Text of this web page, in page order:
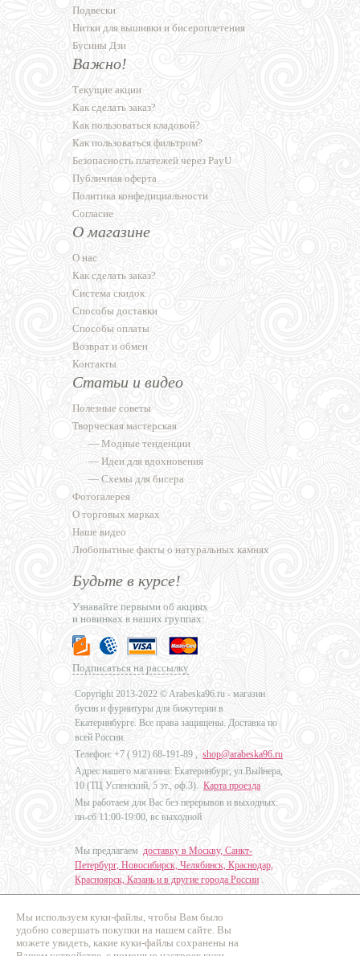
Мы используем куки-файлы, чтобы Вам было
удобно совершать покупки на нашем сайте. Вы
можете увидеть, какие куки-файлы сохранены на
Подвески
Нитки для вышивки и бисероплетения
Бусины Дзи
Важно!
Текущие акции
Как сделать заказ?
Как пользоваться кладовой?
Как пользоваться фильтром?
Безопасность платежей через PayU
Публичная оферта
Политика конфедициальности
Согласие
О магазине
О нас
Как сделать заказ?
Система скидок
Способы доставки
Способы оплаты
Возврат и обмен
Контакты
Статьи и видео
Полезные советы
Творческая мастерская
— Модные тенденции
— Идеи для вдохновения
— Схемы для бисера
Фотогалерея
О торговых марках
Наше видео
Любопытные факты о натуральных камнях
Будьте в курсе!
Узнавайте первыми об акциях
и новинках в наших группах:
Подписаться на рассылку
Copyright 2013-2022 © Arabeska96.ru - магазин
бусин и фурнитуры для бижутерии в
Екатеринбурге. Все права защищены. Доставка по
всей России.
Телефон: +7 ( 912) 68-191-89 , shop@arabeska96.ru
Адрес нашего магазина: Екатеринбург, ул.Выйнера,
10 (ТЦ Успенский, 5 эт., оф.3). Карта проезда
Мы работаем для Вас без перерывов и выходных:
пн-сб 11:00-19:00, вс выходной
Мы предлагаем доставку в Москву, Санкт-
Петербург, Новосибирск, Челябинск, Краснодар,
Красноярск, Казань и в другие города России .
Дизайн - Наталья Мальцева
Продвижение сайтов